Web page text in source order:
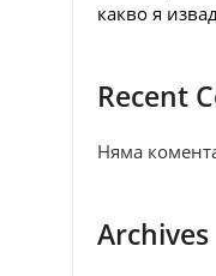
какво я
Recent
Няма
Archives